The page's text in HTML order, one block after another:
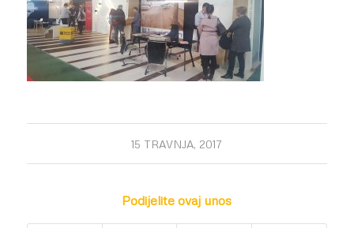
15 TRAVNJA, 2017
Podijelite ovaj unos